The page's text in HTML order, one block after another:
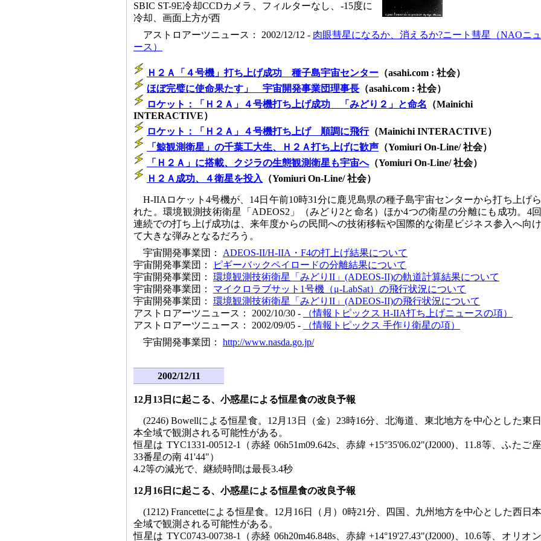
SBIC ST-9E冷却CCDカメラ、フィルターなし、-15度に
冷却、画面上方が西
アストロアーツニュース： 2002/12/12 - 肉眼彗星になるか、消えるか?ニート彗星（NAOニュ
ース）
Ｈ２Ａ「４号機」打ち上げ成功 種子島宇宙センター （asahi.com : 社会）
ほぼ完璧に使命果たす」 宇宙開発事業団理事長 （asahi.com : 社会）
ロケット：「Ｈ２Ａ」４号機打ち上げ成功 「みどり２」と命名
（Mainichi
INTERACTIVE）
ロケット：「Ｈ２Ａ」４号機打ち上げ 順調に飛行（Mainichi INTERACTIVE）
「鯨観測衛星」の千葉工大生、Ｈ２Ａ打ち上げに歓声 （Yomiuri On-Line/ 社会）
「Ｈ２Ａ」に搭載、クジラの生態観測衛星も宇宙へ（Yomiuri On-Line/ 社会）
Ｈ２Ａ成功、４衛星を投入
（Yomiuri On-Line/ 社会）
H-IIAロケット4号機が、14日午前10時31分に鹿児島県の種子島宇宙センターから打ち上げら
れた。環境観測技術衛星「ADEOS2」（みどり2と命名）ほか4つの衛星の分離にも成功。4回
連続での打ち上げ成功は、来年度からの民間への技術移転や国際的な衛星ビジネス参入へ向け
て大きな弾みとなるだろう。
宇宙開発事業団： ADEOS-II/H-IIA・F4の打上げ結果について
宇宙開発事業団：
ピギーバックペイロードの分離結果について
宇宙開発事業団： 環境観測技術衛星「みどりII」(ADEOS-II)の軌道計算結果について
宇宙開発事業団： マイクロラブサット1号機（μ-LabSat）の飛行状況について
宇宙開発事業団： 環境観測技術衛星「みどりII」(ADEOS-II)の飛行状況について
アストロアーツニュース： 2002/10/30 -
（情報トピックス H-IIA打ち上げニュースの項）
アストロアーツニュース： 2002/09/05 -
（情報トピックス 手作り衛星の項）
宇宙開発事業団： http://www.nasda.go.jp/
2002/12/11
12月13日に起こる、小惑星による恒星食の改良予報
(2246) Bowellによる恒星食。12月13日（金）23時16分、北海道、東北地方を中心とした東日
本全域で観測される可能性がある。
恒星は TYC1331-00512-1（赤経 06h51m09.642s、赤緯 +15°35'06.02"(J2000)、11.8等、ふたご座
33番星の南 41'44"）
4.2等の減光で、継続時間は最長3.4秒
12月16日に起こる、小惑星による恒星食の改良予報
(1212) Francetteによる恒星食。12月16日（月）0時21分、四国、九州地方を中心とした西日本
全域で観測される可能性がある。
恒星は TYC0743-00738-1（赤経 06h20m46.848s、赤緯 +14°19'27.43"(J2000)、10.6等、オリオン